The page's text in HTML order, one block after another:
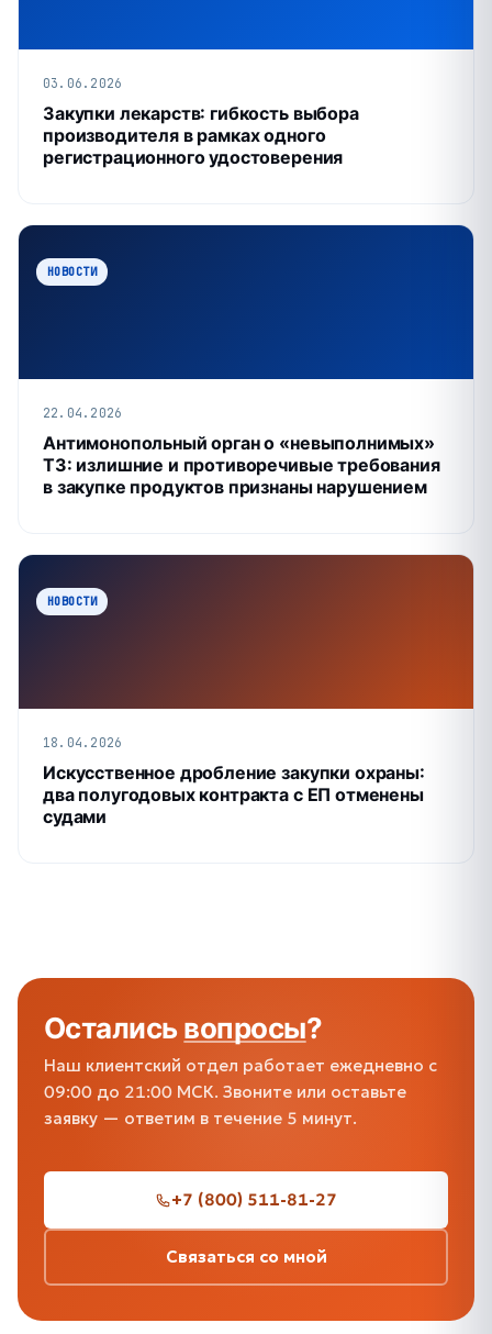
03.06.2026
Закупки лекарств: гибкость выбора
производителя в рамках одного
регистрационного удостоверения
НОВОСТИ
22.04.2026
Антимонопольный орган о «невыполнимых»
ТЗ: излишние и противоречивые требования
в закупке продуктов признаны нарушением
НОВОСТИ
18.04.2026
Искусственное дробление закупки охраны:
два полугодовых контракта с ЕП отменены
судами
Осталисьвопросы?
Наш клиентский отдел работает ежедневно с
09:00 до 21:00 МСК. Звоните или оставьте
заявку — ответим в течение 5 минут.
+7 (800) 511-81-27
Связаться со мной